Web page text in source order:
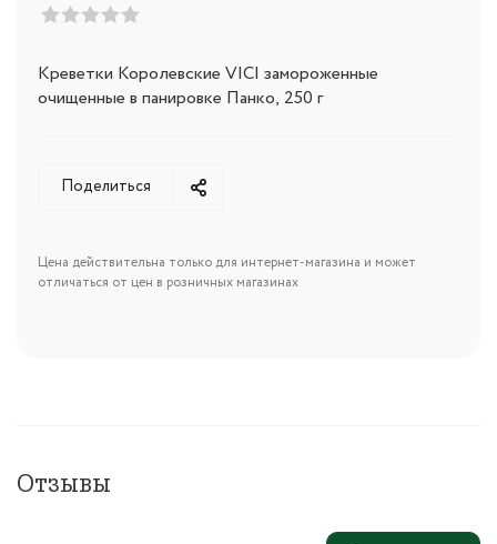
Креветки Королевские VICI замороженные
очищенные в панировке Панко, 250 г
Поделиться
Цена действительна только для интернет-магазина и может
отличаться от цен в розничных магазинах
Отзывы